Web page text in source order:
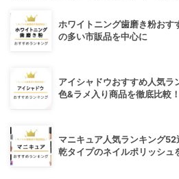
ホワイトニング歯磨き粉おす
の多い市販品を中心に
アイシャドウおすすめ人気
色&ラメ入り商品を徹底比較！
マニキュア人気ランキング
乾タイプのネイルポリッシュ